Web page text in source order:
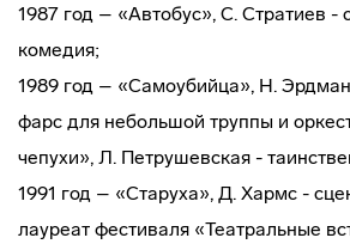
1987 год – «Автобус», С. Стратиев -
комедия;
1989 год – «Самоубийца», Н.
фарс для небольшой труппы и
чепухи», Л. Петрушевская -
1991 год – «Старуха», Д. Хармс -
лауреат фестиваля «Театральные